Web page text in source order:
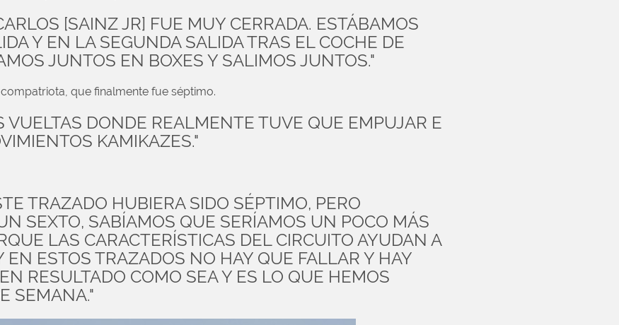
[SAINZ JR] FUE MUY CERRADA. ESTÁBAMOS
Y EN LA SEGUNDA SALIDA TRAS EL COCHE DE
JUNTOS EN BOXES Y SALIMOS JUNTOS."
que finalmente fue séptimo.
VUELTAS DONDE REALMENTE TUVE QUE EMPUJAR E
KAMIKAZES."
TRAZADO HUBIERA SIDO SÉPTIMO, PERO
SEXTO, SABÍAMOS QUE SERÍAMOS UN POCO MÁS
LAS CARACTERÍSTICAS DEL CIRCUITO AYUDAN A
EN ESTOS TRAZADOS NO HAY QUE FALLAR Y HAY
RESULTADO COMO SEA Y ES LO QUE HEMOS
SEMANA."